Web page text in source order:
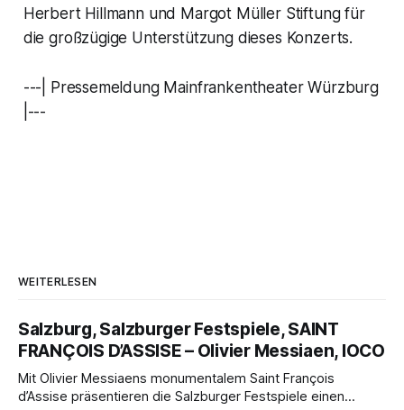
Herbert Hillmann und Margot Müller Stiftung für
die großzügige Unterstützung dieses Konzerts.
---| Pressemeldung Mainfrankentheater Würzburg
|---
WEITERLESEN
Salzburg, Salzburger Festspiele, SAINT
FRANÇOIS D’ASSISE – Olivier Messiaen, IOCO
Mit Olivier Messiaens monumentalem Saint François
d’Assise präsentieren die Salzburger Festspiele einen